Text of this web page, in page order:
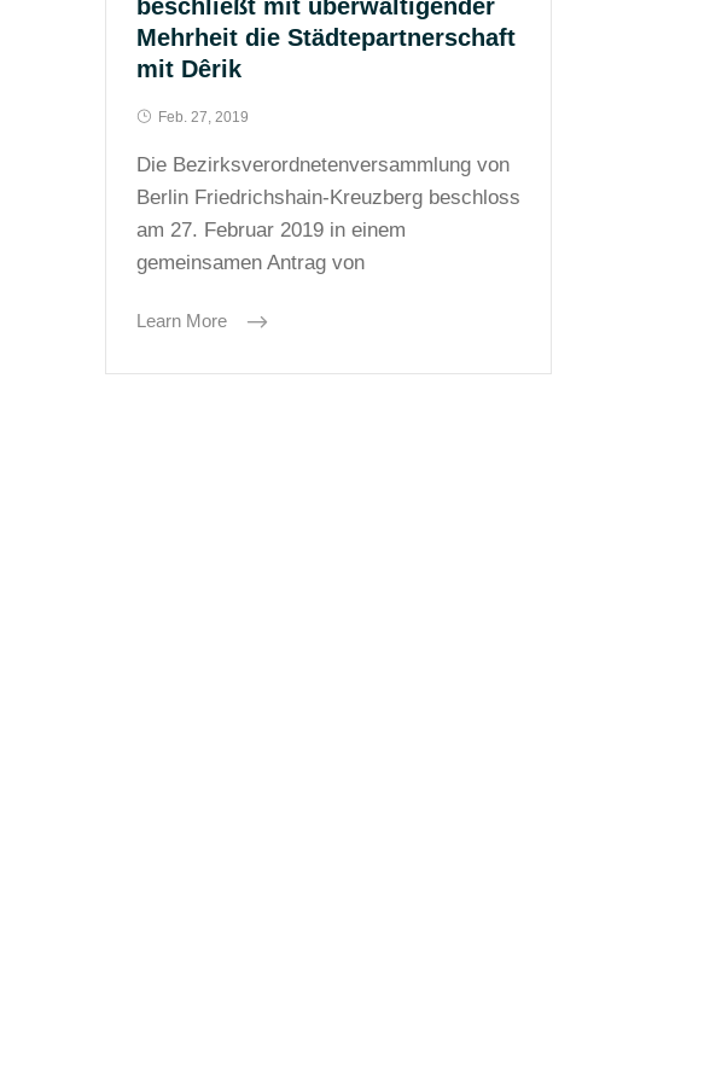
beschließt mit überwältigender
Mehrheit die Städtepartnerschaft
mit Dêrik
Feb. 27, 2019
Die Bezirksverordnetenversammlung von
Berlin Friedrichshain-Kreuzberg beschloss
am 27. Februar 2019 in einem
gemeinsamen Antrag von
Learn More